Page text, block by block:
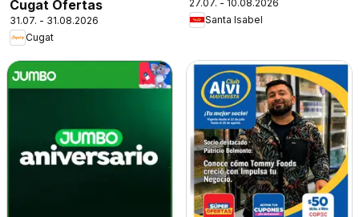
Cugat Ofertas
31.07. - 31.08.2026
Cugat
27.07. - 10.08.2026
Santa Isabel